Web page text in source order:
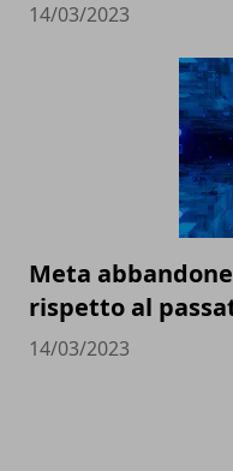
14/03/2023
Meta
rispetto al
14/03/2023